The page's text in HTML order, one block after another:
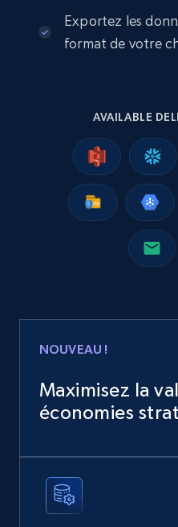
2.5K+ 359+
Rating, Reviews count,
eCommerce
199+
price, Currency,
more.
2.1K+
Exportez les
format de votre
AVAILABLE
NOUVEAU !
Maximisez la
économies